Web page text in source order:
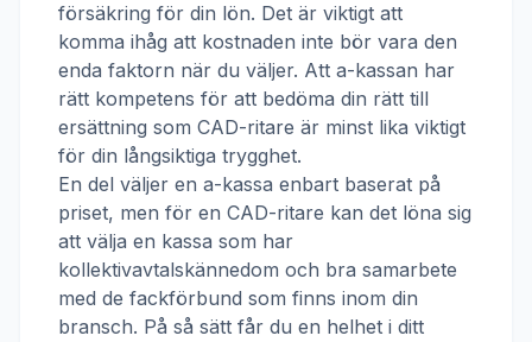
försäkring för din lön. Det är viktigt att
komma ihåg att kostnaden inte bör vara den
enda faktorn när du väljer. Att a-kassan har
rätt kompetens för att bedöma din rätt till
ersättning som CAD-ritare är minst lika viktigt
för din långsiktiga trygghet.
En del väljer en a-kassa enbart baserat på
priset, men för en CAD-ritare kan det löna sig
att välja en kassa som har
kollektivavtalskännedom och bra samarbete
med de fackförbund som finns inom din
bransch. På så sätt får du en helhet i ditt